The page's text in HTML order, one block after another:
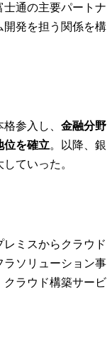
士通の主要パートナ
開発を担う関係を構
参入し、 金融分野
位を確立。以降、銀
ていった。
レミスからクラウド
ラソリューション事
クラウド構築サービ